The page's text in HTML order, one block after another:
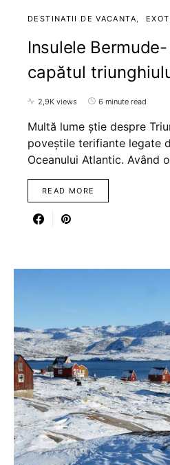
DESTINATII DE VACANTA
Insulele
capătul
2,9K views 6 minute read
Multă lume știe despre
poveștile terifiante legate
Oceanului Atlantic. Având
READ MORE